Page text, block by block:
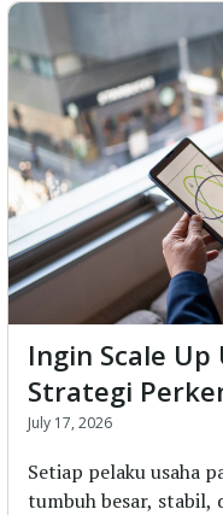
Ingin Scale Up
Strategi
Membuat PT
July 17, 2026
Setiap pelaku usaha
tumbuh besar, stabil,